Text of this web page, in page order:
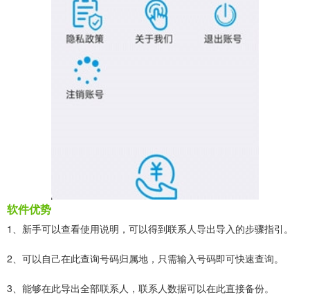
软件优势
1、新手可以查看使用说明，可以得到联系人导出导入的步骤指引。
2、可以自己在此查询号码归属地，只需输入号码即可快速查询。
3、能够在此导出全部联系人，联系人数据可以在此直接备份。